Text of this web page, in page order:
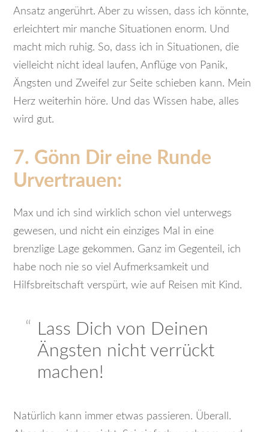
Ansatz angerührt. Aber zu wissen, dass ich könnte,
erleichtert mir manche Situationen enorm. Und
macht mich ruhig. So, dass ich in Situationen, die
vielleicht nicht ideal laufen, Anflüge von Panik,
Ängsten und Zweifel zur Seite schieben kann. Mein
Herz weiterhin höre. Und das Wissen habe, alles
wird gut.
7. Gönn Dir eine Runde
Urvertrauen:
Max und ich sind wirklich schon viel unterwegs
gewesen, und nicht ein einziges Mal in eine
brenzlige Lage gekommen. Ganz im Gegenteil, ich
habe noch nie so viel Aufmerksamkeit und
Hilfsbreitschaft verspürt, wie auf Reisen mit Kind.
Lass Dich von Deinen
Ängsten nicht verrückt
machen!
Natürlich kann immer etwas passieren. Überall.